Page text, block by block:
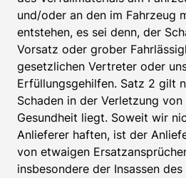
und/oder an den im Fahrzeug
entstehen, es sei denn, der
Vorsatz oder grober
gesetzlichen Vertreter oder
Erfüllungsgehilfen. Satz 2 gilt
Schaden in der Verletzung von
Gesundheit liegt. Soweit wir
Anlieferer haften, ist der
von etwaigen
insbesondere der Insassen des